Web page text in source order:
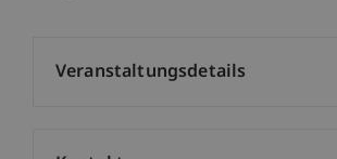
Veranstaltungsdetails